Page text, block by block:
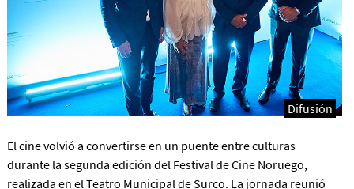
Difusión
El cine volvió a convertirse en un puente entre culturas
durante la segunda edición del Festival de Cine Noruego,
realizada en el Teatro Municipal de Surco. La jornada reunió